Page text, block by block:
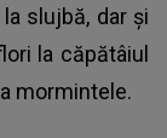
slujbă, dar și
la căpătâiul
mormintele.